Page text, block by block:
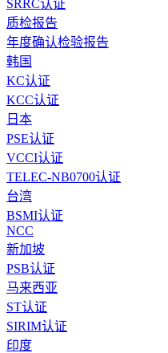
SRRC认证
质检报告
年度确认检验报告
韩国
KC认证
KCC认证
日本
PSE认证
VCCI认证
TELEC-NB0700认证
台湾
BSMI认证
NCC
新加坡
PSB认证
马来西亚
ST认证
SIRIM认证
印度